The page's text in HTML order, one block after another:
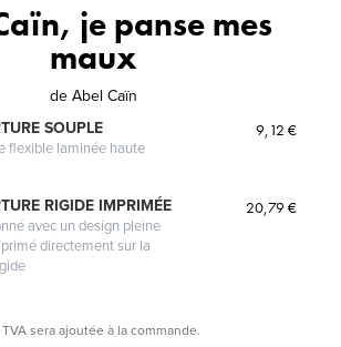
je panse mes
maux
de Abel Caïn
SOUPLE
flexible laminée haute
9,12 €
RIGIDE IMPRIMÉE
avec un design pleine
directement sur la
20,79 €
TVA sera ajoutée à la commande.